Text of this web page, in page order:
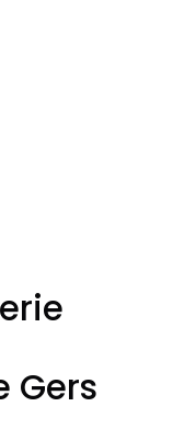
Gers